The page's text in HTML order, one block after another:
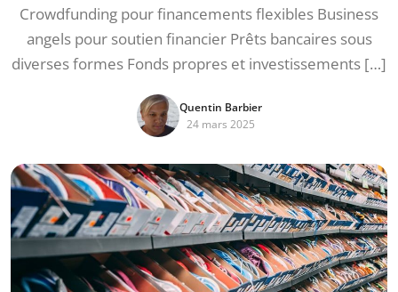
Crowdfunding pour financements flexibles Business
angels pour soutien financier Prêts bancaires sous
diverses formes Fonds propres et investissements […]
Quentin Barbier
24 mars 2025